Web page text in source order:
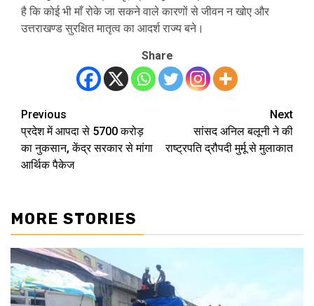
है कि कोई भी माँ रोके जा सकने वाले कारणों से जीवन न खोए और
उत्तराखण्ड सुरक्षित मातृत्व का आदर्श राज्य बने।
Share
Post
navigation
Previous
प्रदेश में आपदा से 5700 करोड़
का नुकसान, केंद्र सरकार से मांगा
आर्थिक पैकेज
Next
सांसद अनिल बलूनी ने की
राष्ट्रपति द्रौपदी मुर्मू से मुलाकात
MORE STORIES